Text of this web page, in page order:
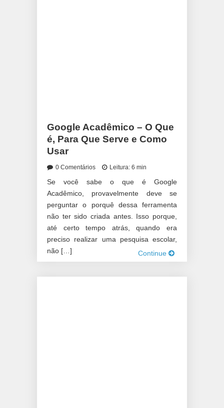
Google Acadêmico – O Que
é, Para Que Serve e Como
Usar
0 Comentários Leitura: 6 min
Se você sabe o que é Google
Acadêmico, provavelmente deve se
perguntar o porquê dessa ferramenta
não ter sido criada antes. Isso porque,
até certo tempo atrás, quando era
preciso realizar uma pesquisa escolar,
não […]
Continue